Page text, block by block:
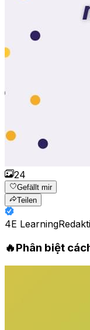
24
Gefällt mir
Teilen
4E Learning
🔥Phân biệt